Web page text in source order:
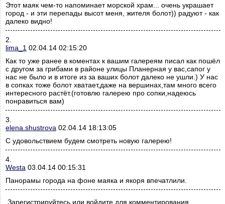
Этот маяк чем-то напоминает морской храм... очень украшает
город - и эти перепады высот меня, жителя болот)) радуют - как
далеко видно!
2.
lima_1 02.04.14 02:15:20
Как то уже ранее в коментах к вашим галереям писал как пошёл
с другом за грибами в районе улицы Планерная у вас,сапог у
нас не было и в итоге из за ваших болот далеко не ушли.) У нас
в сопках тоже болот хватает,даже на вершинах,там много всего
интересного растёт.(готовлю галерею про сопки,надеюсь
понравиться вам)
3.
elena.shustrova 02.04.14 18:13:05
С удовольствием будем смотреть новую галерею!
4.
Westa 03.04.14 00:15:31
Панорамы города на фоне маяка и якоря впечатлили.
Зарегистрируйтесь или войдите для комментирования.